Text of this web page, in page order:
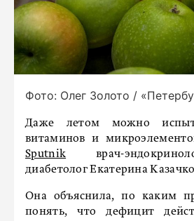
Фото: Олег Золото /
Даже летом можно
витаминов и
Sputnik врач-
диабетолог Екатерина
Она объяснила, по каким
понять, что дефицит